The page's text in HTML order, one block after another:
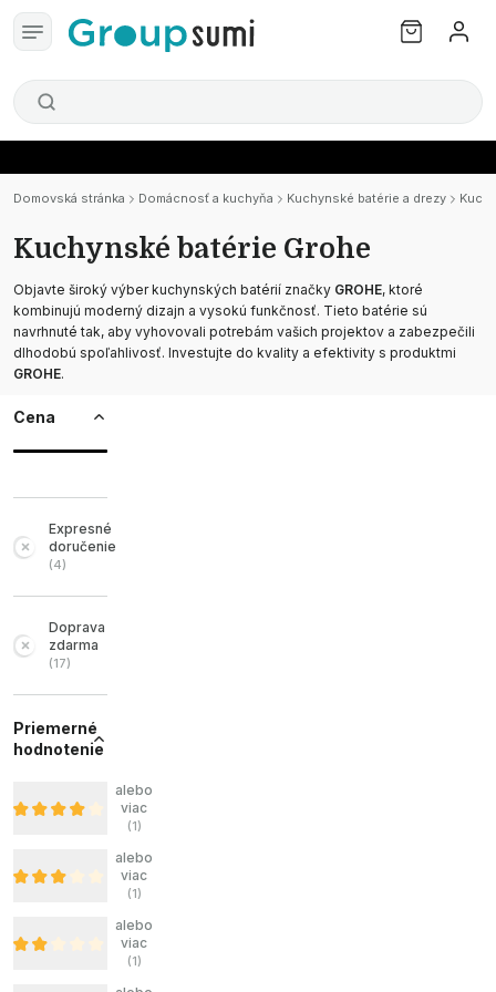
Domovská stránka Domácnosť a kuchyňa Kuchynské batérie a drezy
Kuchynské batérie Grohe
Objavte široký výber kuchynských batérií značky GROHE, ktoré
kombinujú moderný dizajn a vysokú funkčnosť. Tieto batérie sú
navrhnuté tak, aby vyhovovali potrebám vašich projektov a zabezpečili
dlhodobú spoľahlivosť. Investujte do kvality a efektivity s produktmi
GROHE.
Cena
Expresné
doručenie
(4)
Doprava
zdarma
(17)
Priemerné
hodnotenie
alebo
viac
(1)
alebo
viac
(1)
alebo
viac
(1)